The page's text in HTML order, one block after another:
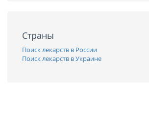
Страны
Поиск лекарств в России
Поиск лекарств в Украине